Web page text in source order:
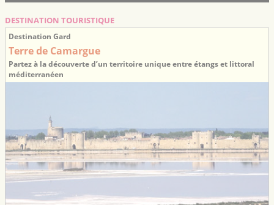
DESTINATION TOURISTIQUE
Destination Gard
Terre de Camargue
Partez à la découverte d’un territoire unique entre étangs et littoral
méditerranéen